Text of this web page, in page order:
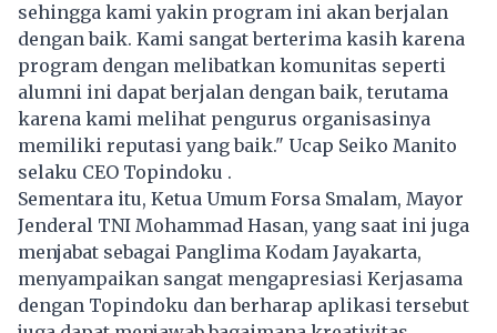
sehingga kami yakin program ini akan berjalan
dengan baik. Kami sangat berterima kasih karena
program dengan melibatkan komunitas seperti
alumni ini dapat berjalan dengan baik, terutama
karena kami melihat pengurus organisasinya
memiliki reputasi yang baik." Ucap Seiko Manito
selaku CEO Topindoku .
Sementara itu, Ketua Umum Forsa Smalam, Mayor
Jenderal TNI Mohammad Hasan, yang saat ini juga
menjabat sebagai Panglima Kodam Jayakarta,
menyampaikan sangat mengapresiasi Kerjasama
dengan Topindoku dan berharap aplikasi tersebut